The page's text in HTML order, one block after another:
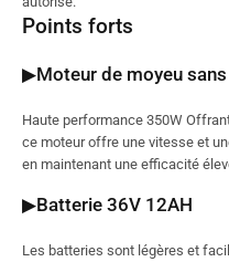
Points forts
▶Moteur de moyeu
Haute performance 350W
ce moteur offre une vitesse et
en maintenant une efficacité
▶Batterie 36V 12AH
Les batteries sont légères et